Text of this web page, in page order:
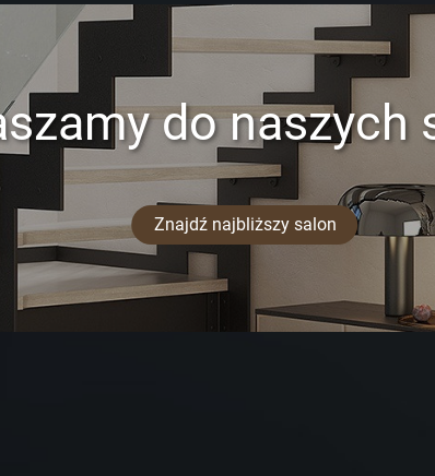
do naszych
Znajdź najbliższy salon